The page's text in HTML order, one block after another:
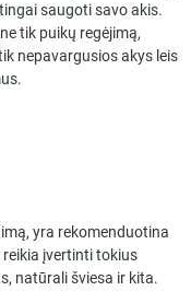
saugoti savo akis.
tik puikų regėjimą,
nepavargusios akys leis
yra rekomenduotina
įvertinti tokius
natūrali šviesa ir kita.